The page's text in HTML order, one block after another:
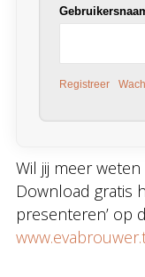
Registreer
Wil jij meer
Download gratis
presenteren’ op